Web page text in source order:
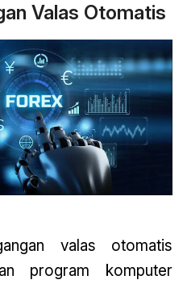
Valas Otomatis
valas otomatis
program komputer